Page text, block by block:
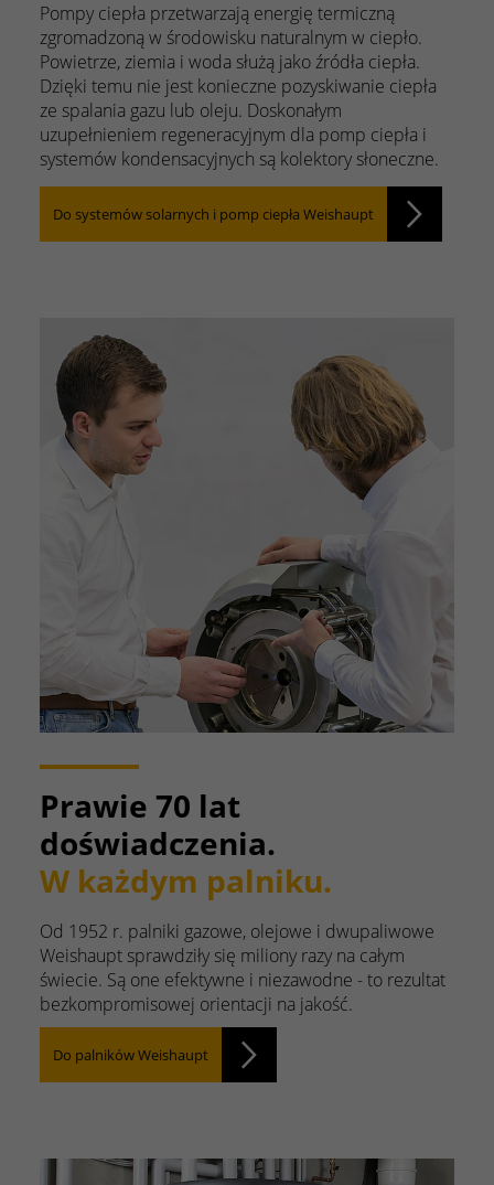
Pompy ciepła przetwarzają energię termiczną
zgromadzoną w środowisku naturalnym w ciepło.
Powietrze, ziemia i woda służą jako źródła ciepła.
Dzięki temu nie jest konieczne pozyskiwanie ciepła
ze spalania gazu lub oleju. Doskonałym
uzupełnieniem regeneracyjnym dla pomp ciepła i
systemów kondensacyjnych są kolektory słoneczne.
Do systemów solarnych i pomp ciepła Weishaupt
Prawie 70 lat
doświadczenia.
W każdym palniku.
Od 1952 r. palniki gazowe, olejowe i dwupaliwowe
Weishaupt sprawdziły się miliony razy na całym
świecie. Są one efektywne i niezawodne - to rezultat
bezkompromisowej orientacji na jakość.
Do palników Weishaupt